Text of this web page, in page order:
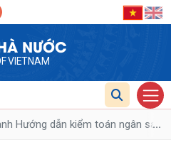
NƯỚC
VIETNAM
Hướng dẫn kiểm toán ngân ...